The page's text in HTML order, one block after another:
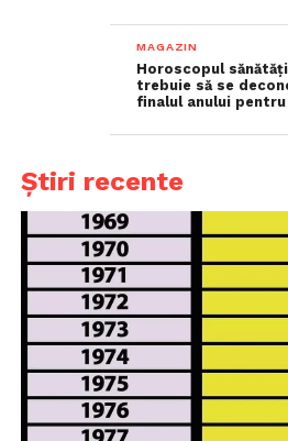
MAGAZIN
Horoscopul
trebuie să se
finalul anului
Știri recente